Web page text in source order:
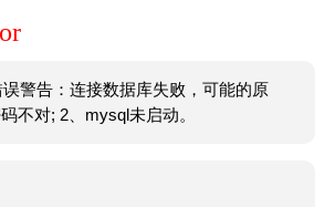
警告：连接数据库失败，可能的原
不对; 2、mysql未启动。